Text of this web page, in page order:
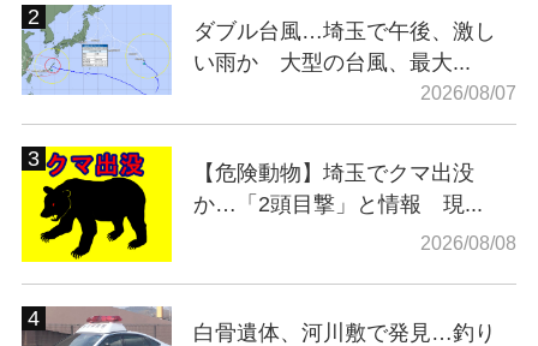
ダブル台風…埼玉で午後、激し
い雨か 大型の台風、最大...
2026/08/07
【危険動物】埼玉でクマ出没
か…「2頭目撃」と情報 現...
2026/08/08
白骨遺体、河川敷で発見…釣り